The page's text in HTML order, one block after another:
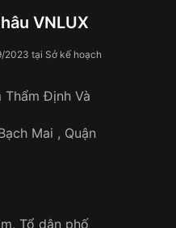
trung bình: 3 – 5 ngày
thành trên toàn quốc
nhận đơn hàng thành
từ bên ngoài
thời gian:
VNLUX
2023 tại Sở kế hoạch
Thẩm Định Và
Mai , Quận
Tổ dân phố